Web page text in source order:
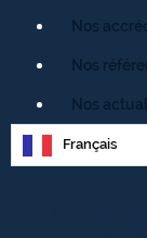
Nos
Nos
Nos
Français